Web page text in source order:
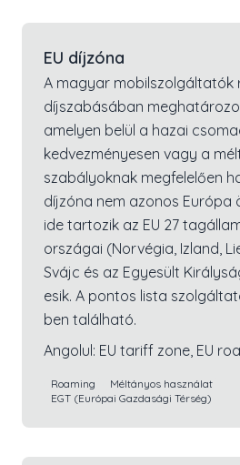
EU díjzóna
A magyar mobilszolgáltatók
díjszabásában
amelyen belül a hazai
kedvezményesen vagy a
szabályoknak megfelelően
díjzóna nem azonos Európa
ide tartozik az EU 27
országai (Norvégia, Izland,
Svájc és az Egyesült
esik. A pontos lista
ben található.
Angolul: EU tariff zone, EU
Roaming
Méltányos használat
EGT (Európai Gazdasági Térség)